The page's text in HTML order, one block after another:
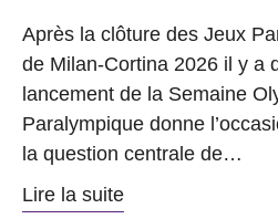
Après la clôture des Jeux
de Milan-Cortina 2026 il y a
lancement de la Semaine
Paralympique donne
la question centrale de…
Lire la suite